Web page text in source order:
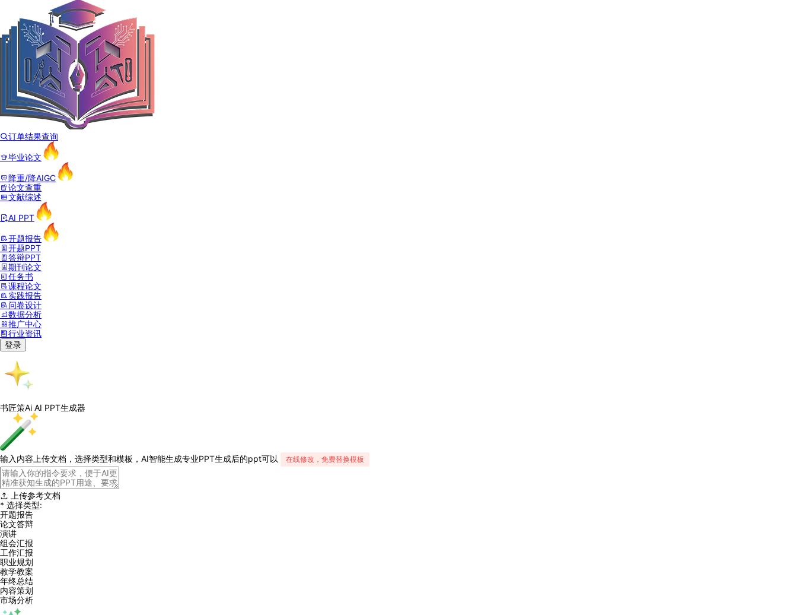
订单结果查询
毕业论文
降重/降AIGC
论文查重
文献综述
AI PPT
开题报告
开题PPT
答辩PPT
期刊论文
任务书
课程论文
实践报告
问卷设计
数据分析
推广中心
行业资讯
登录
书匠策Ai AI PPT生成器
输入内容上传文档，选择类型和模板，AI智能生成专业PPT生成后的ppt可以 在线修改，免费替换模板
上传参考文档
* 选择类型:
开题报告
论文答辩
演讲
组会汇报
工作汇报
职业规划
教学教案
年终总结
内容策划
市场分析